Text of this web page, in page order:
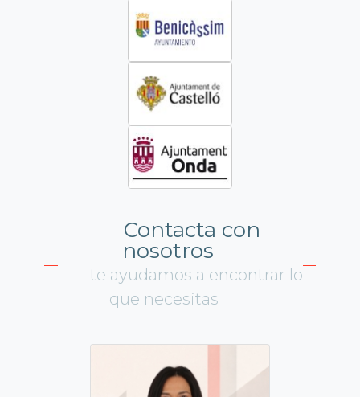
Contacta con
nosotros
te ayudamos a encontrar lo
que necesitas